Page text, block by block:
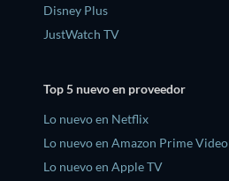
Disney Plus
JustWatch TV
Top 5 nuevo en proveedor
Lo nuevo en Netflix
Lo nuevo en Amazon Prime Video
Lo nuevo en Apple TV